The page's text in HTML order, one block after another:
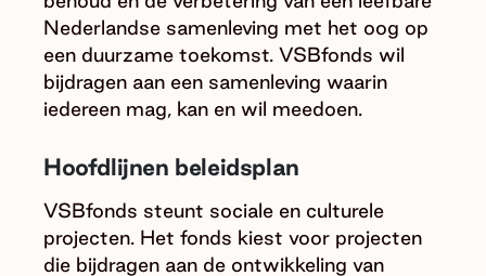
Nederlandse samenleving met het oog op
een duurzame toekomst. VSBfonds wil
bijdragen aan een samenleving waarin
iedereen mag, kan en wil meedoen.
Hoofdlijnen beleidsplan
VSBfonds steunt sociale en culturele
projecten. Het fonds kiest voor projecten
die bijdragen aan de ontwikkeling van